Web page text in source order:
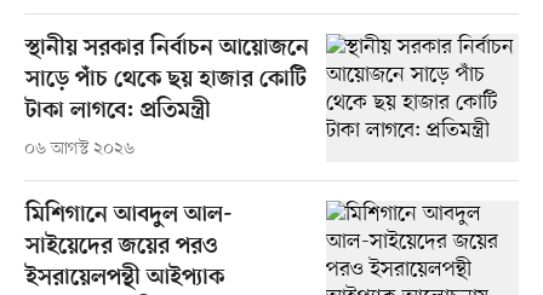
স্থানীয় সরকার নির্বাচন আয়োজনে
সাড়ে পাঁচ থেকে ছয় হাজার কোটি
টাকা লাগবে: প্রতিমন্ত্রী
০৬ আগস্ট ২০২৬
মিশিগানে আবদুল আল-
সাইয়েদের জয়ের পরও
ইসরায়েলপন্থী আইপ্যাক